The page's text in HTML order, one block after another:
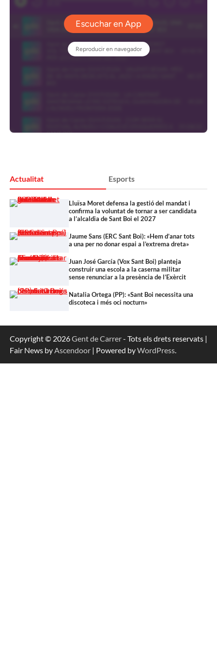
Actualitat Esports
Lluïsa Moret defensa la gestió del mandat i
confirma la voluntat de tornar a ser candidata
a l’alcaldia de Sant Boi el 2027
Jaume Sans (ERC Sant Boi): «Hem d’anar tots
a una per no donar espai a l’extrema dreta»
Juan José García (Vox Sant Boi) planteja
construir una escola a la caserna militar
sense renunciar a la presència de l’Exèrcit
Natalia Ortega (PP): «Sant Boi necessita una
discoteca i més oci nocturn»
Copyright © 2026Gent de Carrer- Tots els drets reservats |
Fair News byAscendoor | Powered byWordPress.